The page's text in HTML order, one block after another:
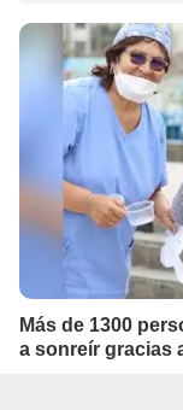
Más de 1300
a sonreír gracias